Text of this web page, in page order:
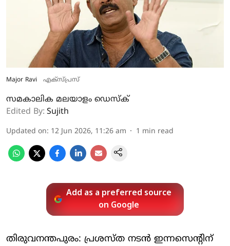
Major Ravi എക്സ്പ്രസ്
സമകാലിക മലയാളം ഡെസ്ക്
Edited By: Sujith
Updated on: 12 Jun 2026, 11:26 am 1 min read
Add as a preferred source
on Google
തിരുവനന്തപുരം: പ്രശസ്ത നടന്‍ ഇന്നസെന്റിന്